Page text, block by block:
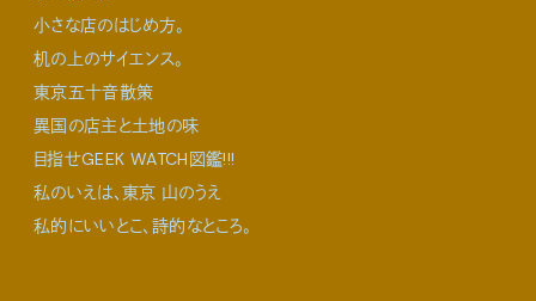
小さな店のはじめ方。
机の上のサイエンス。
東京五十音散策
異国の店主と土地の味
目指せGEEK WATCH図鑑!!!
私のいえは、東京 山のうえ
私的にいいとこ、詩的なところ。